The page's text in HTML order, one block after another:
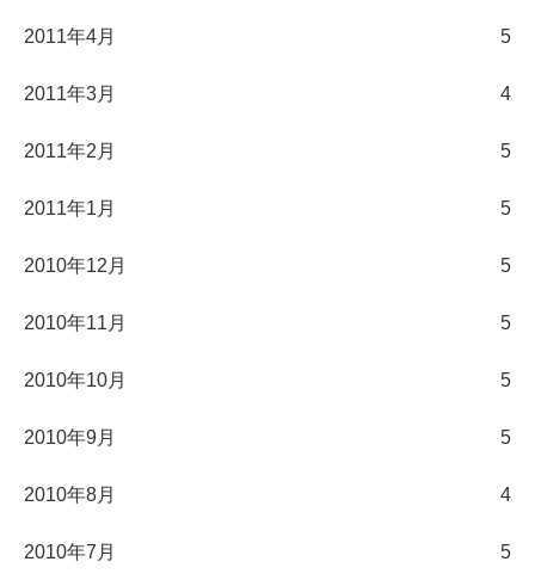
2011年4月 5
2011年3月 4
2011年2月 5
2011年1月 5
2010年12月 5
2010年11月 5
2010年10月 5
2010年9月 5
2010年8月 4
2010年7月 5